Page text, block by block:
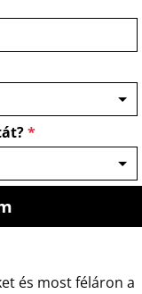
*
és most féláron a